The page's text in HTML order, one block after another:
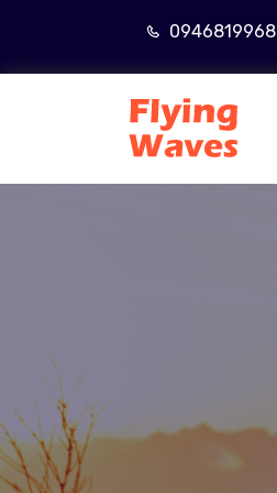
0946819968